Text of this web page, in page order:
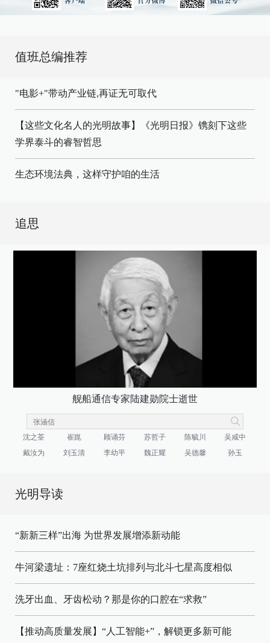
值班总编推荐
"电影+"带动产业链,再证无可取代
【这些文化名人的光明故事】《光明日报》镌刻下这些
学界泰斗的睿智哲思
生态环境法典，这样守护咱的生活
追思
舰船通信专家陆建勋院士逝世
沈之荃 崔崑 顾诵芬 苏哲子 陈毓川
吴咸中
戴汝为
刘玉清 李幼平 魏正耀 吴德馨 孙玉
光明导读
“新新三样”出海 为世界发展增添新动能
牛河梁遗址：7座红烧土坑排列与北斗七星高度相似
洗牙出血、牙齿松动？那是你的口腔在“求救”
【推动高质量发展】“人工智能+”，解锁更多新可能